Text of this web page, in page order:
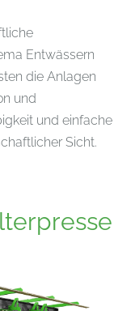
Entwässern
die Anlagen
und
und einfache
Sicht.